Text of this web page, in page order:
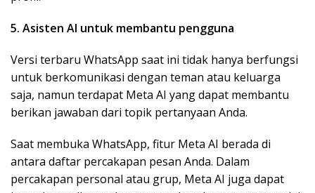
5. Asisten AI untuk membantu pengguna
Versi terbaru WhatsApp saat ini tidak hanya berfungsi
untuk berkomunikasi dengan teman atau keluarga
saja, namun terdapat Meta AI yang dapat membantu
berikan jawaban dari topik pertanyaan Anda.
Saat membuka WhatsApp, fitur Meta AI berada di
antara daftar percakapan pesan Anda. Dalam
percakapan personal atau grup, Meta AI juga dapat